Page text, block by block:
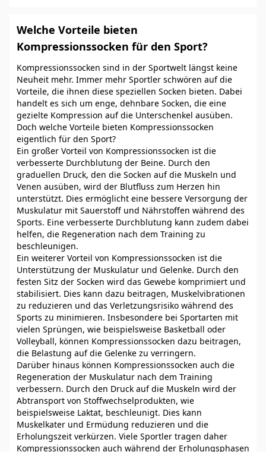
Welche Vorteile bieten
Kompressionssocken für den Sport?
Kompressionssocken sind in der Sportwelt längst keine
Neuheit mehr. Immer mehr Sportler schwören auf die
Vorteile, die ihnen diese speziellen Socken bieten. Dabei
handelt es sich um enge, dehnbare Socken, die eine
gezielte Kompression auf die Unterschenkel ausüben.
Doch welche Vorteile bieten Kompressionssocken
eigentlich für den Sport?
Ein großer Vorteil von Kompressionssocken ist die
verbesserte Durchblutung der Beine. Durch den
graduellen Druck, den die Socken auf die Muskeln und
Venen ausüben, wird der Blutfluss zum Herzen hin
unterstützt. Dies ermöglicht eine bessere Versorgung der
Muskulatur mit Sauerstoff und Nährstoffen während des
Sports. Eine verbesserte Durchblutung kann zudem dabei
helfen, die Regeneration nach dem Training zu
beschleunigen.
Ein weiterer Vorteil von Kompressionssocken ist die
Unterstützung der Muskulatur und Gelenke. Durch den
festen Sitz der Socken wird das Gewebe komprimiert und
stabilisiert. Dies kann dazu beitragen, Muskelvibrationen
zu reduzieren und das Verletzungsrisiko während des
Sports zu minimieren. Insbesondere bei Sportarten mit
vielen Sprüngen, wie beispielsweise Basketball oder
Volleyball, können Kompressionssocken dazu beitragen,
die Belastung auf die Gelenke zu verringern.
Darüber hinaus können Kompressionssocken auch die
Regeneration der Muskulatur nach dem Training
verbessern. Durch den Druck auf die Muskeln wird der
Abtransport von Stoffwechselprodukten, wie
beispielsweise Laktat, beschleunigt. Dies kann
Muskelkater und Ermüdung reduzieren und die
Erholungszeit verkürzen. Viele Sportler tragen daher
Kompressionssocken auch während der Erholungsphasen